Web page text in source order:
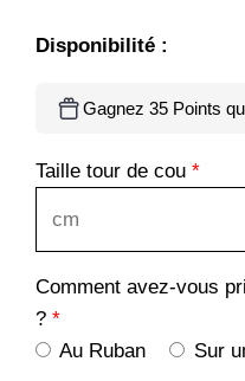
Disponibilité :
Gagnez 35 Points
Taille tour de cou *
Comment avez-vous
? *
Au Ruban
Sur